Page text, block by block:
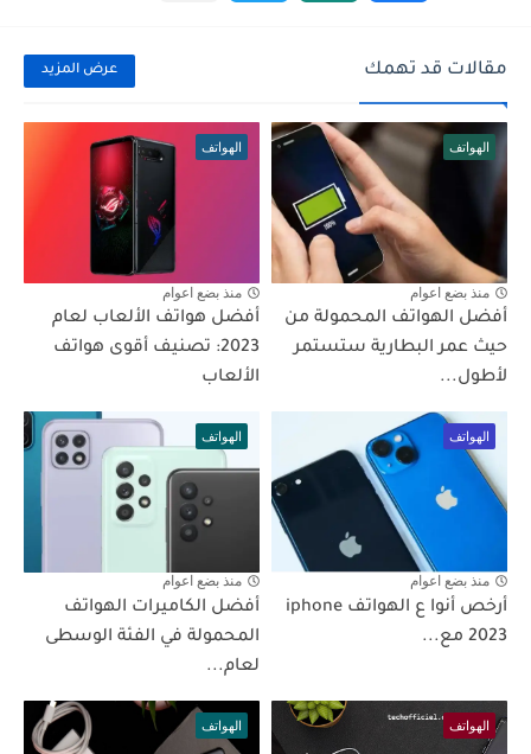
مقالات قد تهمك عرض المزيد
الهواتف
منذ بضع اعوام
أفضل الهواتف المحمولة من
حيث عمر البطارية ستستمر
لأطول...
الهواتف
منذ بضع اعوام
أفضل هواتف الألعاب لعام
2023: تصنيف أقوى هواتف
الألعاب
الهواتف
منذ بضع اعوام
أرخص أنوا ع الهواتف iphone
2023 مع...
الهواتف
منذ بضع اعوام
أفضل الكاميرات الهواتف
المحمولة في الفئة الوسطى
لعام...
الهواتف الهواتف